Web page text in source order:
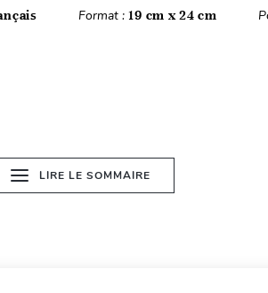
Format :19 cm x 24 cm
LIRE LE SOMMAIRE